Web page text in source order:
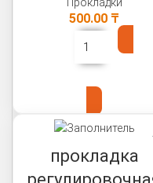
500.00 ₸
прокладка